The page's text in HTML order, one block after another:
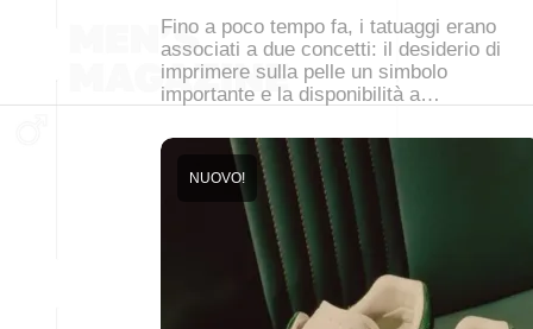
Fino a poco tempo fa, i tatuaggi erano
associati a due concetti: il desiderio di
imprimere sulla pelle un simbolo
importante e la disponibilità a…
NUOVO!